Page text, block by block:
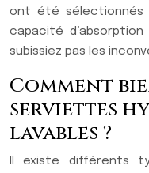
ont été
capacité
subissiez pas les
Comment
serviettes
lavables ?
Il existe différents